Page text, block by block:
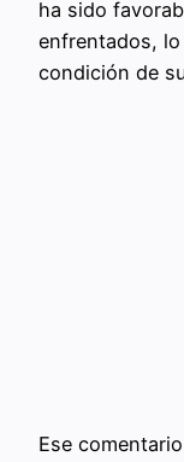
ha sido
enfrentados,
condición de
Ese